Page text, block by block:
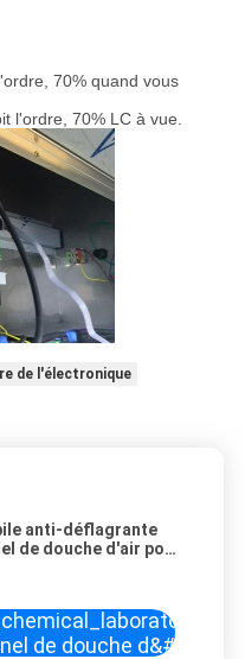
70% quand vous
l'ordre, 70% LC à vue.
de l'électronique
anti-déflagrante
de douche d'air pour
de douche